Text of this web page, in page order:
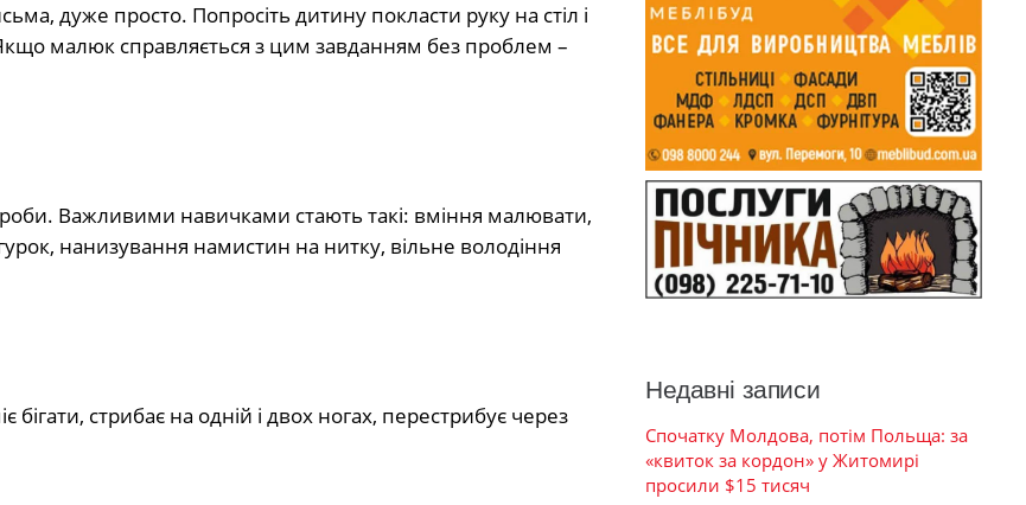
дуже просто. Попросіть дитину покласти руку на стіл і
малюк справляється з цим завданням без проблем –
Важливими навичками стають такі: вміння малювати,
нанизування намистин на нитку, вільне володіння
стрибає на одній і двох ногах, перестрибує через
Недавні записи
Спочатку Молдова, потім Польща: за
«квиток за кордон» у Житомирі
просили $15 тисяч